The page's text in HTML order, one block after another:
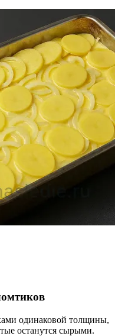
одинаковой толщины,
останутся сырыми.